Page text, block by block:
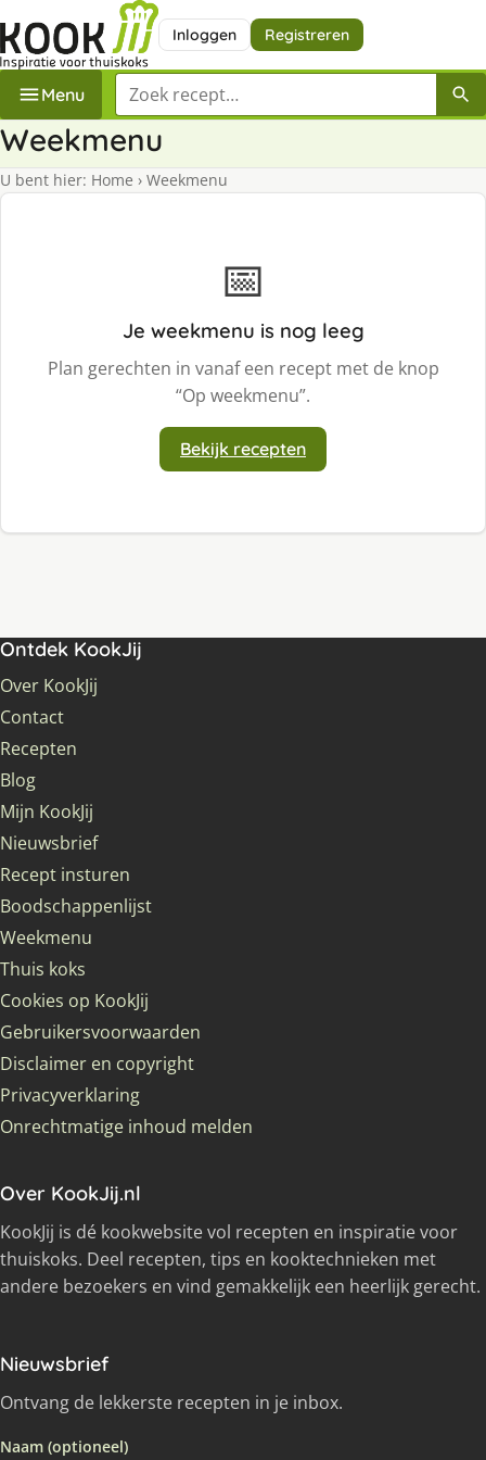
Inloggen Registreren
Menu Zoek een recept
Weekmenu
U bent hier: Home › Weekmenu
📅
Je weekmenu is nog leeg
Plan gerechten in vanaf een recept met de knop
“Op weekmenu”.
Bekijk recepten
Ontdek KookJij
Over KookJij
Contact
Recepten
Blog
Mijn KookJij
Nieuwsbrief
Recept insturen
Boodschappenlijst
Weekmenu
Thuis koks
Cookies op KookJij
Gebruikersvoorwaarden
Disclaimer en copyright
Privacyverklaring
Onrechtmatige inhoud melden
Over KookJij.nl
KookJij is dé kookwebsite vol recepten en inspiratie voor
thuiskoks. Deel recepten, tips en kooktechnieken met
andere bezoekers en vind gemakkelijk een heerlijk gerecht.
Nieuwsbrief
Ontvang de lekkerste recepten in je inbox.
Naam (optioneel)